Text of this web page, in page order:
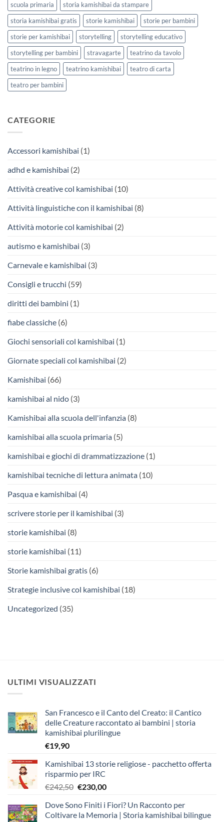
scuola primaria
storia kamishibai da stampare
storia kamishibai gratis
storie kamishibai
storie per bambini
storie per kamishibai
storytelling
storytelling educativo
storytelling per bambini
stravagarte
teatrino da tavolo
teatrino in legno
teatrino kamishibai
teatro di carta
teatro per bambini
CATEGORIE
Accessori kamishibai (1)
adhd e kamishibai (2)
Attività creative col kamishibai (10)
Attività linguistiche con il kamishibai (8)
Attività motorie col kamishibai (2)
autismo e kamishibai (3)
Carnevale e kamishibai (3)
Consigli e trucchi (59)
diritti dei bambini (1)
fiabe classiche (6)
Giochi sensoriali col kamishibai (1)
Giornate speciali col kamishibai (2)
Kamishibai (66)
kamishibai al nido (3)
Kamishibai alla scuola dell'infanzia (8)
kamishibai alla scuola primaria (5)
kamishibai e giochi di drammatizzazione (1)
kamishibai tecniche di lettura animata (10)
Pasqua e kamishibai (4)
scrivere storie per il kamishibai (3)
storie kamishibai (8)
storie kamishibai (11)
Storie kamishibai gratis (6)
Strategie inclusive col kamishibai (18)
Uncategorized (35)
ULTIMI VISUALIZZATI
San Francesco e il Canto del Creato: il Cantico
delle Creature raccontato ai bambini | storia
kamishibai plurilingue
€19,90
Kamishibai 13 storie religiose - pacchetto offerta
risparmio per IRC
€242,50 Il
originale
era:
€230,00Il
attuale
è:
Dove Sono Finiti i Fiori? Un Racconto per
Coltivare la Memoria | Storia kamishibai bilingue